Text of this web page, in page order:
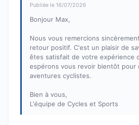
Publiée le 16/07/2026
Bonjour Max,
Nous vous remercions
retour positif. C'est un plaisir de
êtes satisfait de votre expérience
espérons vous revoir bientôt pour
aventures cyclistes.
Bien à vous,
L'équipe de Cycles et Sports